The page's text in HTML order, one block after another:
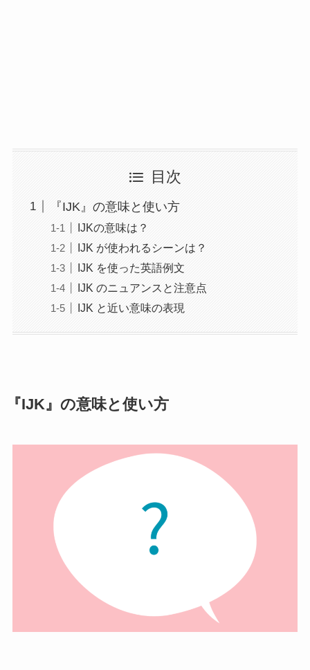
目次
『IJK』の意味と使い方
IJKの意味は？
IJK が使われるシーンは？
IJK を使った英語例文
IJK のニュアンスと注意点
IJK と近い意味の表現
『IJK』の意味と使い方